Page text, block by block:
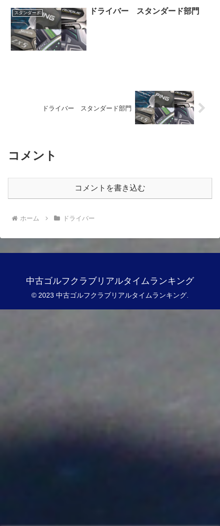
スタンダード ドライバー スタンダード部門
ドライバー スタンダード部門
コメント
コメントを書き込む
ホーム ドライバー
中古ゴルフクラブリアルタイムランキング
© 2023 中古ゴルフクラブリアルタイムランキング.